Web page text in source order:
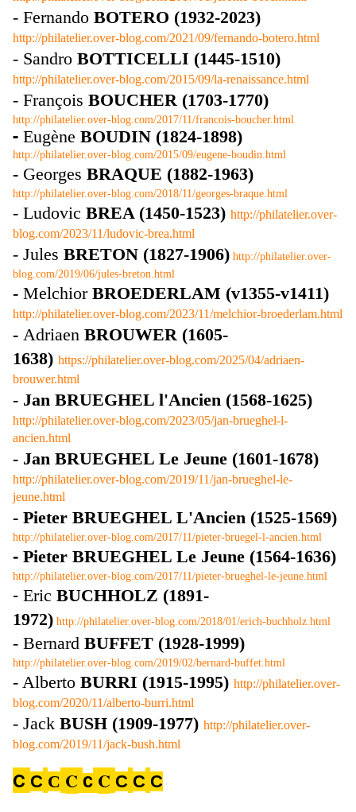
- Fernando BOTERO (1932-2023)
http://philatelier.over-blog.com/2021/09/fernando-botero.html
- Sandro BOTTICELLI (1445-1510)
http://philatelier.over-blog.com/2015/09/la-renaissance.html
- François BOUCHER (1703-1770)
http://philatelier.over-blog.com/2017/11/francois-boucher.html
- Eugène BOUDIN (1824-1898)
http://philatelier.over-blog.com/2015/09/eugene-boudin.html
- Georges BRAQUE (1882-1963)
http://philatelier.over-blog.com/2018/11/georges-braque.html
- Ludovic BREA (1450-1523) http://philatelier.over-
blog.com/2023/11/ludovic-brea.html
- Jules BRETON (1827-1906) http://philatelier.over-
blog.com/2019/06/jules-breton.html
- MelchiorBROEDERLAM (v1355-v1411)
http://philatelier.over-blog.com/2023/11/melchior-broederlam.html
- Adriaen BROUWER (1605-
1638) https://philatelier.over-blog.com/2025/04/adriaen-
brouwer.html
- Jan BRUEGHEL l'Ancien (1568-1625)
http://philatelier.over-blog.com/2023/05/jan-brueghel-l-
ancien.html
- Jan BRUEGHEL Le Jeune (1601-1678)
http://philatelier.over-blog.com/2019/11/jan-brueghel-le-
jeune.html
- Pieter BRUEGHEL L'Ancien (1525-1569)
http://philatelier.over-blog.com/2017/11/pieter-bruegel-l-ancien.html
- Pieter BRUEGHEL Le Jeune (1564-1636)
http://philatelier.over-blog.com/2017/11/pieter-brueghel-le-jeune.html
- Eric BUCHHOLZ (1891-
1972) http://philatelier.over-blog.com/2018/01/erich-buchholz.html
- Bernard BUFFET (1928-1999)
http://philatelier.over-blog.com/2019/02/bernard-buffet.html
- Alberto BURRI (1915-1995) http://philatelier.over-
blog.com/2020/11/alberto-burri.html
- Jack BUSH (1909-1977) http://philatelier.over-
blog.com/2019/11/jack-bush.html
C C C C C C C C C